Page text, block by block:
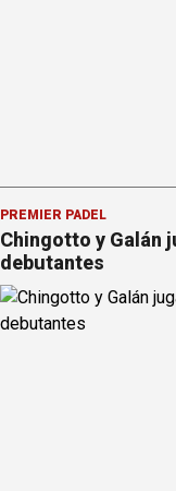
PREMIER PÁDEL
Chingotto y Galán
debutantes